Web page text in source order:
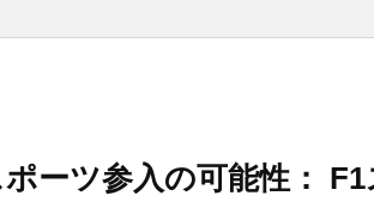
ーツ参入の可能性： F1